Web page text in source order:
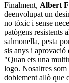
Finalment, Albert
deenvolupat un
no tòxic i sense
patògens resistents
salmonella, pesta
sis anys i aprovació
"Quan ets una
logo. Nosaltres som
doblement allò que